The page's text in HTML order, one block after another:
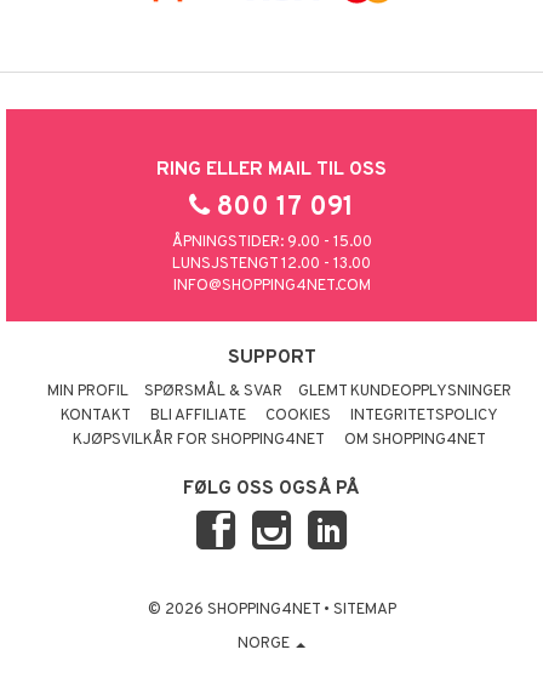
RING ELLER MAIL TIL OSS
800 17 091
ÅPNINGSTIDER: 9.00 - 15.00
LUNSJSTENGT 12.00 - 13.00
INFO@SHOPPING4NET.COM
SUPPORT
MIN PROFIL SPØRSMÅL & SVAR
GLEMT KUNDEOPPLYSNINGER
KONTAKT
BLI AFFILIATE COOKIES
INTEGRITETSPOLICY
KJØPSVILKÅR FOR SHOPPING4NET
OM SHOPPING4NET
FØLG OSS OGSÅ PÅ
© 2026 SHOPPING4NET • SITEMAP
NORGE